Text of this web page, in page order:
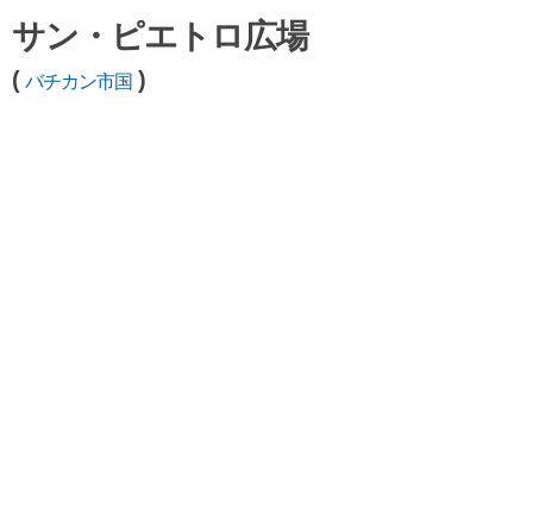
サン・ピエトロ広場
( バチカン市国 )